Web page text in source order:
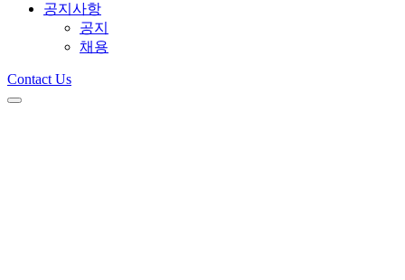
공지사항
공지
채용
Contact Us